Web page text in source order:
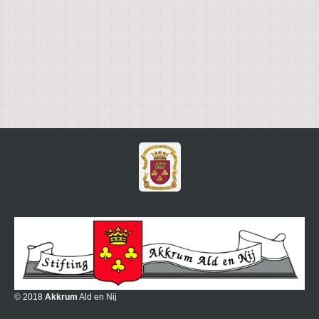
© 2018 Akkrum Ald en Nij